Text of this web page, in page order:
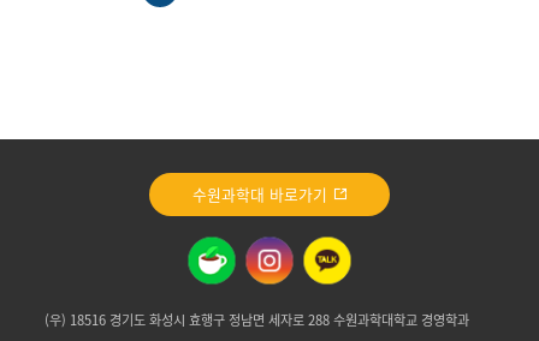
(우) 18516 경기도 화성시 효행구 정남면 세자로 288 수원과학대학교 경영학과
수원과학대 바로가기